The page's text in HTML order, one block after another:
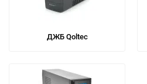
ДЖБ Qoltec